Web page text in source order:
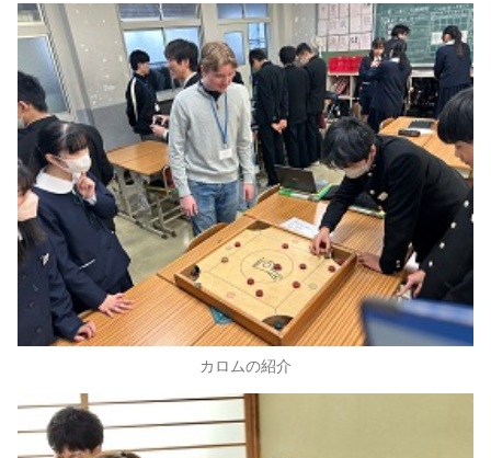
カロムの紹介